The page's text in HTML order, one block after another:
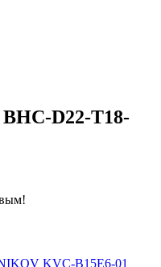
BHC-D22-T18-